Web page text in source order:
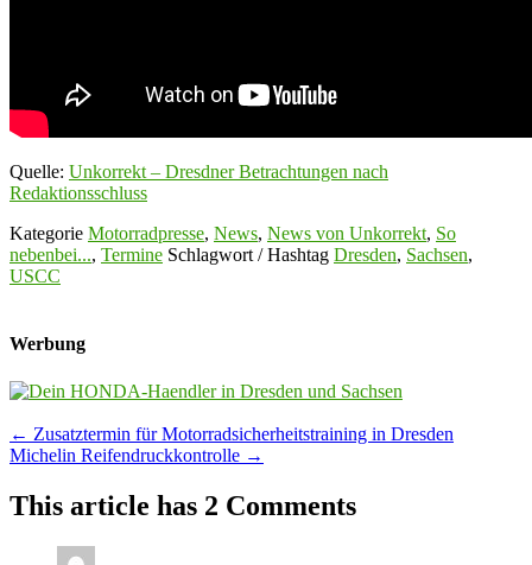
Quelle: Unkorrekt – Dresdner Betrachtungen nach
Redaktionsschluss
Kategorie Motorradpresse, News, News von Unkorrekt, So
nebenbei..., Termine Schlagwort / Hashtag Dresden, Sachsen,
USCC
Werbung
Post
navigation
← Zusatztermin für Motorradsicherheitstraining in Dresden
Michelin Reifendruckkontrolle →
This article has 2 Comments